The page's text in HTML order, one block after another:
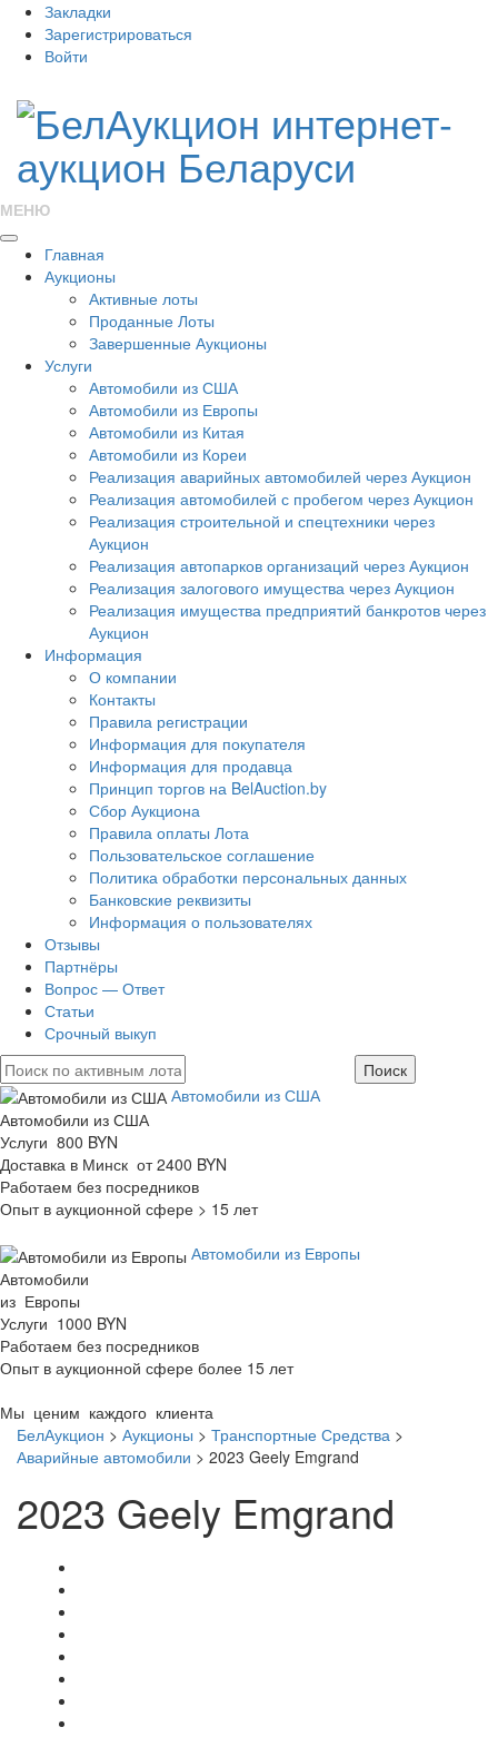
Закладки
Зарегистрироваться
Войти
МЕНЮ
Главная
Аукционы
Активные лоты
Проданные Лоты
Завершенные Аукционы
Услуги
Автомобили из США
Автомобили из Европы
Автомобили из Китая
Автомобили из Кореи
Реализация аварийных автомобилей через Аукцион
Реализация автомобилей с пробегом через Аукцион
Реализация строительной и спецтехники через
Аукцион
Реализация автопарков организаций через Аукцион
Реализация залогового имущества через Аукцион
Реализация имущества предприятий банкротов через
Аукцион
Информация
О компании
Контакты
Правила регистрации
Информация для покупателя
Информация для продавца
Принцип торгов на BelAuction.by
Сбор Аукциона
Правила оплаты Лота
Пользовательское соглашение
Политика обработки персональных данных
Банковские реквизиты
Информация о пользователях
Отзывы
Партнёры
Вопрос — Ответ
Статьи
Срочный выкуп
Автомобили из США
Автомобили из США
Услуги 800 BYN
Доставка в Минск от 2400 BYN
Работаем без посредников
Опыт в аукционной сфере > 15 лет
Автомобили из Европы
Автомобили
из Европы
Услуги 1000 BYN
Работаем без посредников
Опыт в аукционной сфере более 15 лет
Мы ценим каждого клиента
БелАукцион > Аукционы > Транспортные Средства >
Аварийные автомобили > 2023 Geely Emgrand
2023 Geely Emgrand